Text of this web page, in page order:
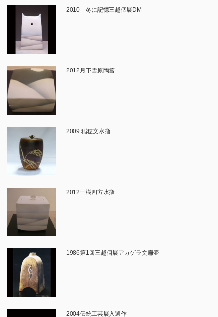
2010 冬に記憶三越個展DM
2012月下雪原陶筥
2009 稲穂文水指
2012一樹四方水指
1986第1回三越個展アカゲラ文扁壷
2004伝統工芸展入選作